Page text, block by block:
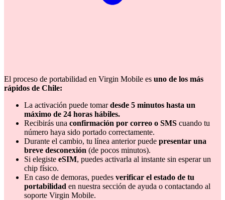
El proceso de portabilidad en Virgin Mobile es uno de los más
rápidos de Chile:
La activación puede tomardesde 5 minutos hasta un
máximo de 24 horas hábiles.
Recibirás una confirmación por correo o SMS cuando tu
número haya sido portado correctamente.
Durante el cambio, tu línea anterior puede presentar una
breve desconexión (de pocos minutos).
Si elegiste eSIM, puedes activarla al instante sin esperar un
chip físico.
En caso de demoras, puedes verificar el estado de tu
portabilidad en nuestra sección de ayuda o contactando al
soporte Virgin Mobile.